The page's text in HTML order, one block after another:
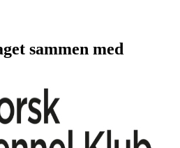
sammen med